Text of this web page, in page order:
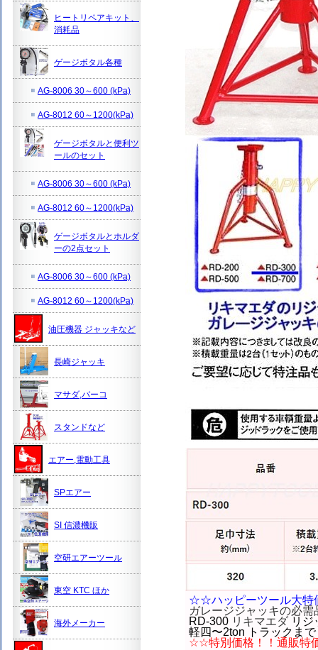
☆☆ハッピーツール大特
ガレージジャッキの必需
RD-300 リキマエダ リジ
軽四〜2ton トラックまで
☆☆特別価格！！通販特
ヒートリペアキット、
消耗品
ゲージボタル各種
AG-8006 30～600 (kPa)
AG-8012 60～1200(kPa)
ゲージボタルと便利ツ
ールのセット
AG-8006 30～600 (kPa)
AG-8012 60～1200(kPa)
ゲージボタルとホルダ
ーの2点セット
AG-8006 30～600 (kPa)
AG-8012 60～1200(kPa)
油圧機器 ジャッキなど
長崎ジャッキ
マサダ,バーコ
スタンドなど
エアー,電動工具
SPエアー
SI 信濃機販
空研エアーツール
東空 KTC ほか
海外メーカー